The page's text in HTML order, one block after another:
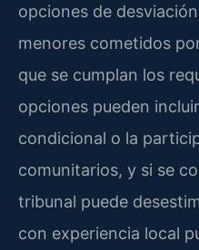
opciones de
menores cometidos
que se cumplan los
opciones pueden
condicional o la
comunitarios, y si se
tribunal puede
con experiencia local